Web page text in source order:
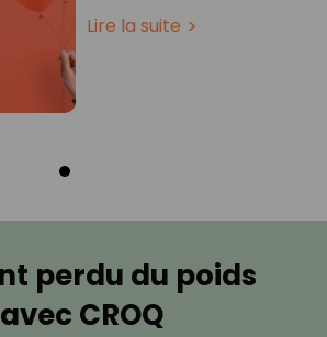
Lire la suite
perdu du poids
avec CROQ